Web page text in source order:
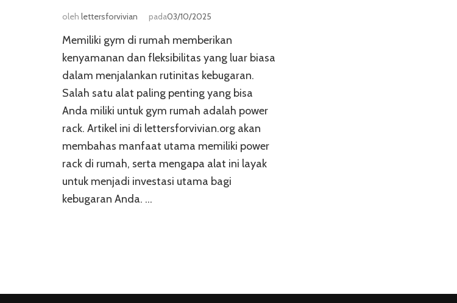
oleh lettersforvivian pada03/10/2025
Memiliki gym di rumah memberikan
kenyamanan dan fleksibilitas yang luar biasa
dalam menjalankan rutinitas kebugaran.
Salah satu alat paling penting yang bisa
Anda miliki untuk gym rumah adalah power
rack. Artikel ini di lettersforvivian.org akan
membahas manfaat utama memiliki power
rack di rumah, serta mengapa alat ini layak
untuk menjadi investasi utama bagi
kebugaran Anda. …